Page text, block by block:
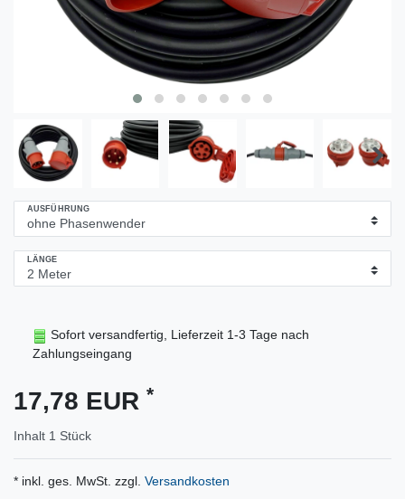
AUSFÜHRUNG
LÄNGE
Sofort versandfertig, Lieferzeit 1-3 Tage nach
Zahlungseingang
17,78 EUR *
Inhalt 1 Stück
* inkl. ges. MwSt. zzgl. Versandkosten